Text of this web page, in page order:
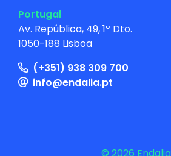
Portugal
Av. República, 49, 1º Dto.
1050-188 Lisboa
(+351) 938 309 700
info@endalia.pt
© 2026 Endalia